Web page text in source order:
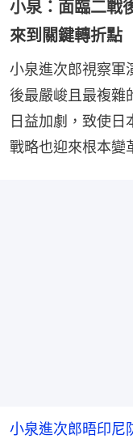
小泉：面臨二戰
來到關鍵轉折點
小泉進次郎視察軍
後最嚴峻且最複雜
日益加劇，致使
戰略也迎來根本變
小泉進次郎晤印